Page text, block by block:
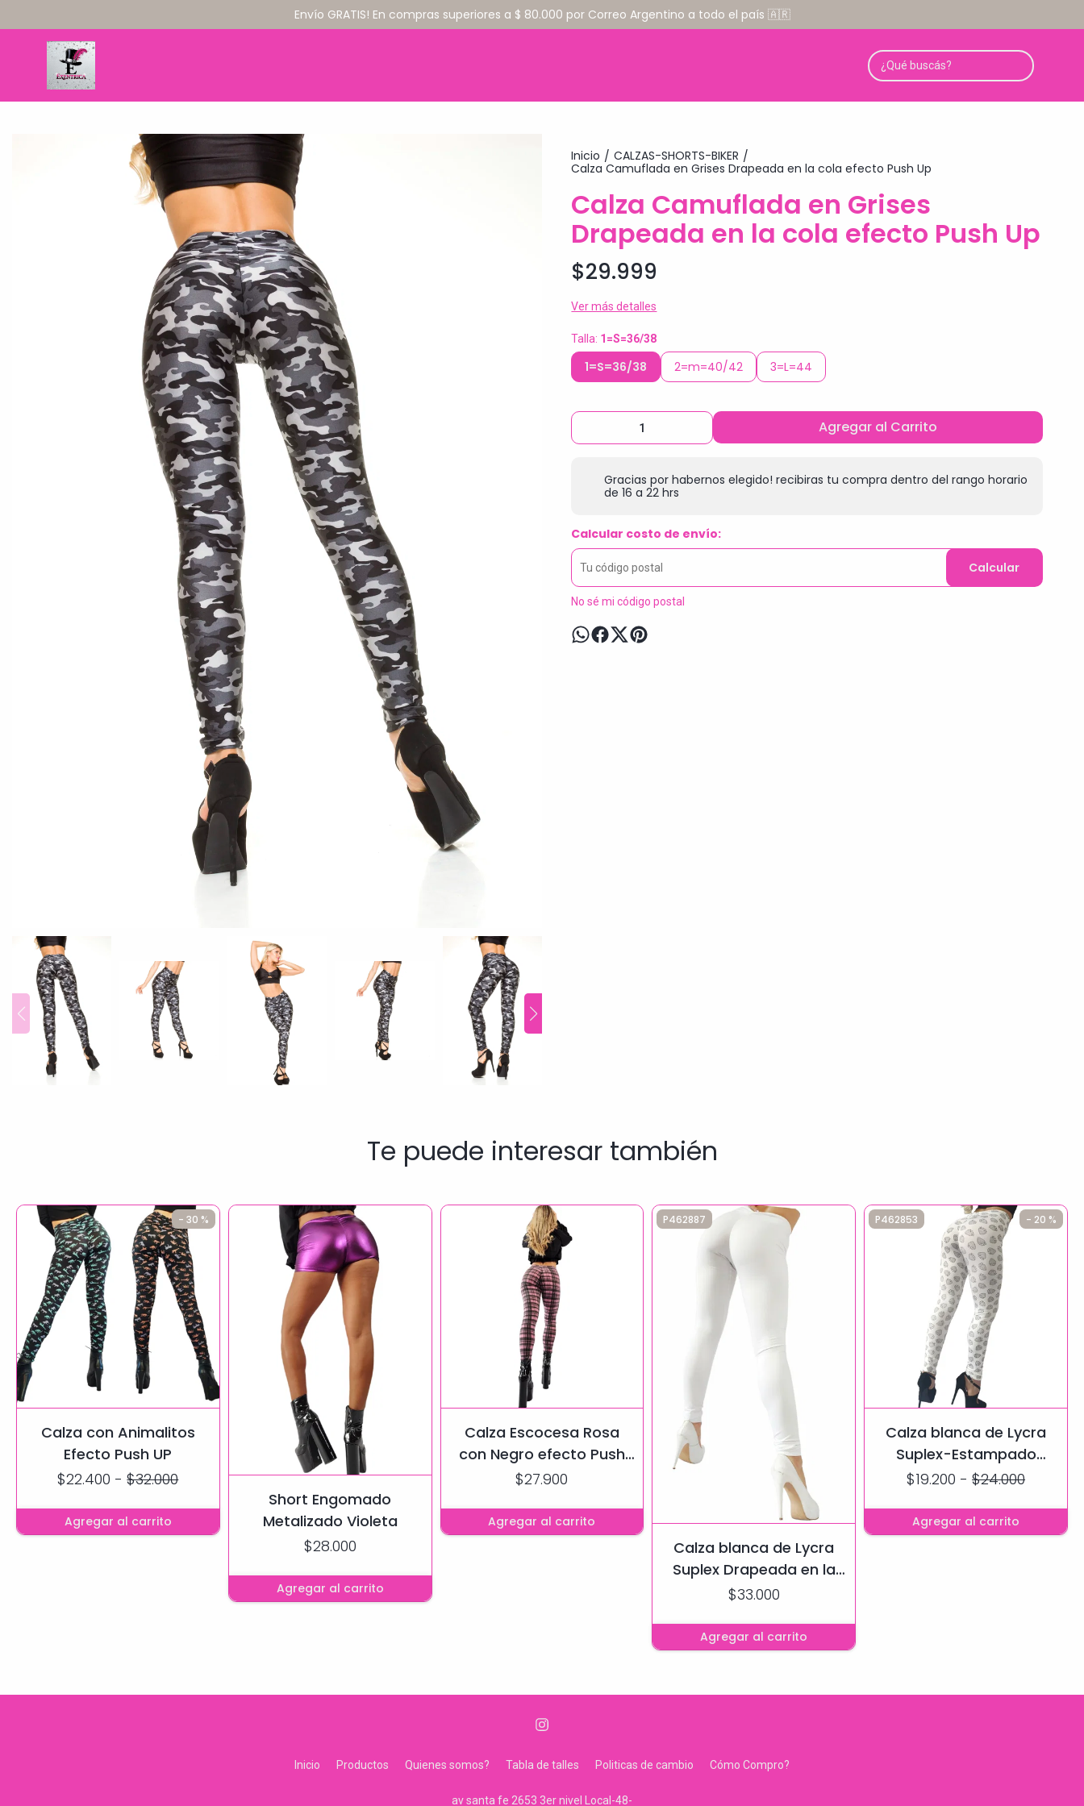
Envío GRATIS! En compras superiores a $ 80.000 por Correo Argentino a todo el país 🇦🇷
Inicio / CALZAS-SHORTS-BIKER /
Calza Camuflada en Grises Drapeada en la cola efecto Push Up
Calza Camuflada en Grises
Drapeada en la cola efecto Push Up
$29.999
Ver más detalles
Talla: 1=S=36/38
1=S=36/38 2=m=40/42 3=L=44
Agregar al Carrito
Gracias por habernos elegido! recibiras tu compra dentro del rango horario
de 16 a 22 hrs
Calcular costo de envío:
Calcular
No sé mi código postal
Te puede interesar también
- 30 %
Calza con Animalitos
Efecto Push UP
$22.400 - $32.000
Agregar al carrito
Short Engomado
Metalizado Violeta
$28.000
Agregar al carrito
Calza Escocesa Rosa
con Negro efecto Push
Up
$27.900
Agregar al carrito
P462887
Calza blanca de Lycra
Suplex Drapeada en la
cola Efecto Push Up
$33.000
Agregar al carrito
P462853 - 20 %
Calza blanca de Lycra
Suplex-Estampado
Frutillas Drapeada en la
$19.200 - $24.000
Agregar al carrito
Inicio Productos Quienes somos? Tabla de talles Politicas de cambio Cómo Compro?
av santa fe 2653 3er nivel Local-48-